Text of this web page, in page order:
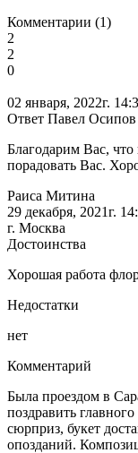
Комментарии (1)
2
2
0
02 января, 2022г.
Ответ Павел Осипов
Благодарим Вас,
порадовать Вас.
Раиса Митина
29 декабря, 2021г.
г. Москва
Достоинства
Хорошая работа
Недостатки
нет
Комментарий
Была проездом в
поздравить
сюрприз, букет
опозданий.